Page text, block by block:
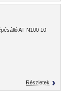
AT-N100 10
Részletek